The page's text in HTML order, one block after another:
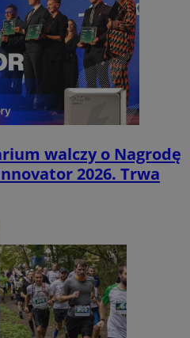
walczy o Nagrodę
2026. Trwa